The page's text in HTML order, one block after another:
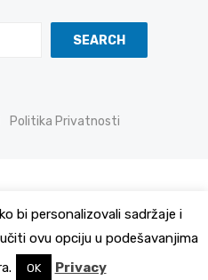
SEARCH
Politika Privatnosti
bi personalizovali sadržaje i
ovu opciju u podešavanjima
OK Privacy